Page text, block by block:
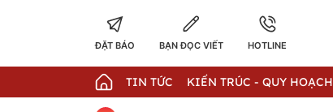
ĐẶT BÁO BẠN ĐỌC VIẾT HOTLINE
TIN TỨC KIẾN TRÚC - QUY HOẠCH